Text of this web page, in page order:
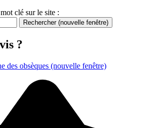
clé sur le site :
Rechercher (nouvelle fenêtre)
?
des obsèques (nouvelle fenêtre)